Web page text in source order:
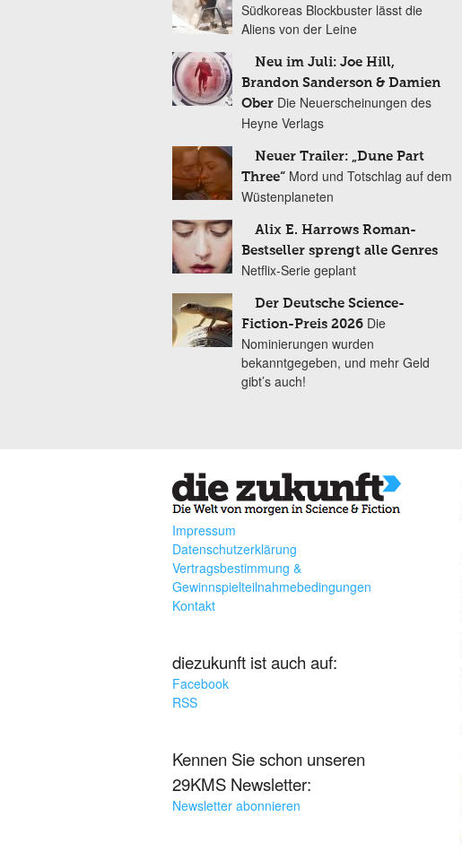
Südkoreas Blockbuster lässt die
Aliens von der Leine
Neu im Juli: Joe Hill,
Brandon Sanderson & Damien
Ober Die Neuerscheinungen des
Heyne Verlags
Neuer Trailer: „Dune Part
Three“ Mord und Totschlag auf dem
Wüstenplaneten
Alix E. Harrows Roman-
Bestseller sprengt alle Genres
Netflix-Serie geplant
Der Deutsche Science-
Fiction-Preis 2026 Die
Nominierungen wurden
bekanntgegeben, und mehr Geld
gibt’s auch!
Impressum
Datenschutzerklärung
Vertragsbestimmung &
Gewinnspielteilnahmebedingungen
Kontakt
diezukunft ist auch auf:
Facebook
RSS
Kennen Sie schon unseren
29KMS Newsletter:
Newsletter abonnieren